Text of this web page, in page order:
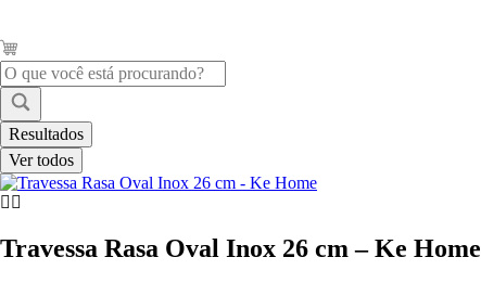
Pesquisar
...
Resultados
Ver todos
Travessa Rasa Oval Inox 26 cm – Ke Home